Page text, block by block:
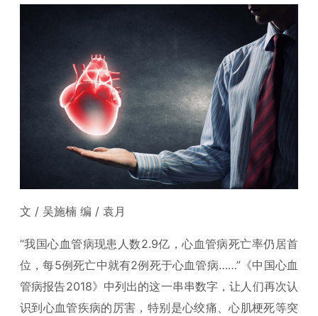
文 / 吴施楠 编 / 袁月
“我国心血管病现患人数2.9亿，心血管病死亡率仍居首
位，每5例死亡中就有2例死于心血管病……”《中国心血
管病报告2018》中列出的这一串串数字，让人们再次认
识到心血管疾病的厉害，特别是心绞痛、心肌梗死等突